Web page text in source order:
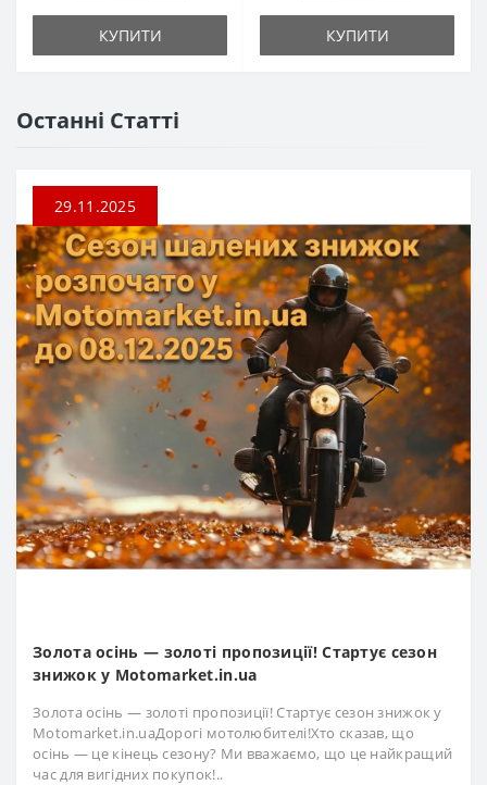
КУПИТИ КУПИТИ
Останні Статті
29.11.2025
Золота осінь — золоті пропозиції! Стартує сезон
знижок у Motomarket.in.ua
Золота осінь — золоті пропозиції! Стартує сезон знижок у
Motomarket.in.uaДорогі мотолюбителі!Хто сказав, що
осінь — це кінець сезону? Ми вважаємо, що це найкращий
час для вигідних покупок!..